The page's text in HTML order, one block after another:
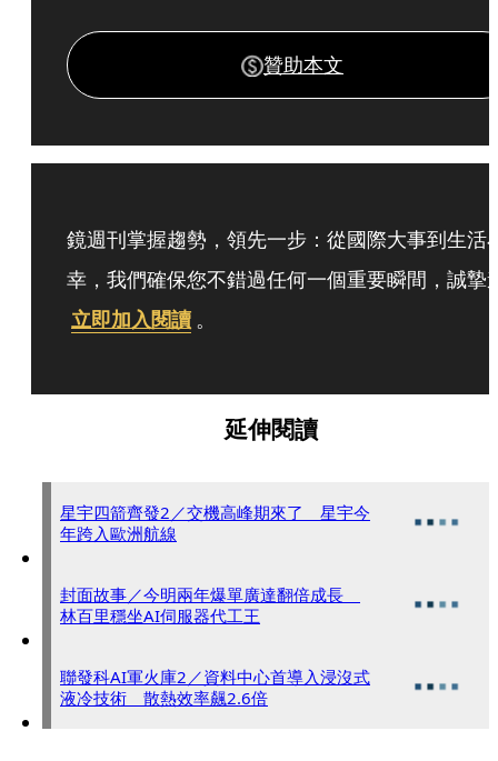
贊助本文
鏡週刊掌握趨勢，領先一步：從國際大事到生活
幸，我們確保您不錯過任何一個重要瞬間，誠摯
立即加入閱讀 。
延伸閱讀
星宇四箭齊發2／交機高峰期來了 星宇今
年跨入歐洲航線
封面故事／今明兩年爆單廣達翻倍成長
林百里穩坐AI伺服器代工王
聯發科AI軍火庫2／資料中心首導入浸沒式
液冷技術 散熱效率飆2.6倍